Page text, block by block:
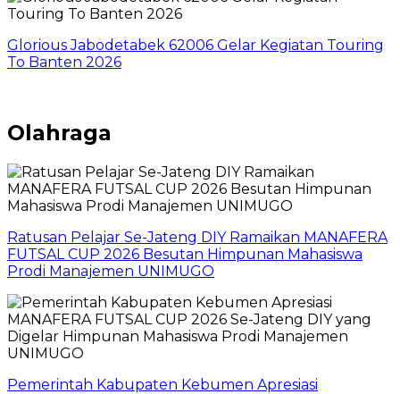
Glorious Jabodetabek 62006 Gelar Kegiatan Touring
To Banten 2026
Olahraga
Ratusan Pelajar Se-Jateng DIY Ramaikan MANAFERA
FUTSAL CUP 2026 Besutan Himpunan Mahasiswa
Prodi Manajemen UNIMUGO
Pemerintah Kabupaten Kebumen Apresiasi